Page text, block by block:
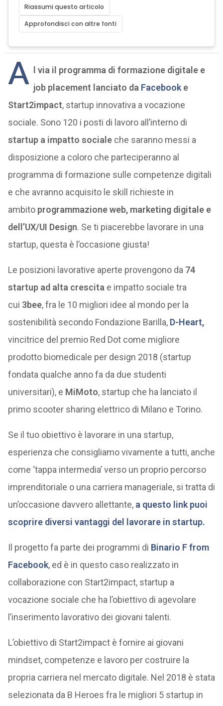
Riassumi questo articolo
Approfondisci con altre fonti
A l via il programma di formazione digitale e
job placement lanciato da Facebooke
Start2impact, startup innovativa a vocazione
sociale. Sono 120 i posti di lavoro all’interno di
startup a impatto socialeche saranno messi a
disposizione a coloro che parteciperanno al
programma di formazione sulle competenze digitali
e che avranno acquisito le skill richieste in
ambito programmazione web, marketing digitale e
dell’UX/UI Design. Se ti piacerebbe lavorare in una
startup, questa è l’occasione giusta!
Le posizioni lavorative aperte provengono da 74
startup ad alta crescita e impatto sociale tra
cui 3bee, fra le 10 migliori idee al mondo per la
sostenibilità secondo Fondazione Barilla, D-Heart,
vincitrice del premio Red Dot come migliore
prodotto biomedicale per design 2018 (startup
fondata qualche anno fa da due studenti
universitari), e MiMoto, startup che ha lanciato il
primo scooter sharing elettrico di Milano e Torino.
Se il tuo obiettivo è lavorare in una startup,
esperienza che consigliamo vivamente a tutti, anche
come ‘tappa intermedia’ verso un proprio percorso
imprenditoriale o una carriera manageriale, si tratta di
un’occasione davvero allettante, a questo link puoi
scoprire diversi vantaggi del lavorare in startup.
Il progetto fa parte dei programmi di Binario F from
Facebook, ed è in questo caso realizzato in
collaborazione con Start2impact, startup a
vocazione sociale che ha l’obiettivo di agevolare
l’inserimento lavorativo dei giovani talenti.
L’obiettivo di Start2impact è fornire ai giovani
mindset, competenze e lavoro per costruire la
propria carriera nel mercato digitale. Nel 2018 è stata
selezionata da B Heroes fra le migliori 5 startup in